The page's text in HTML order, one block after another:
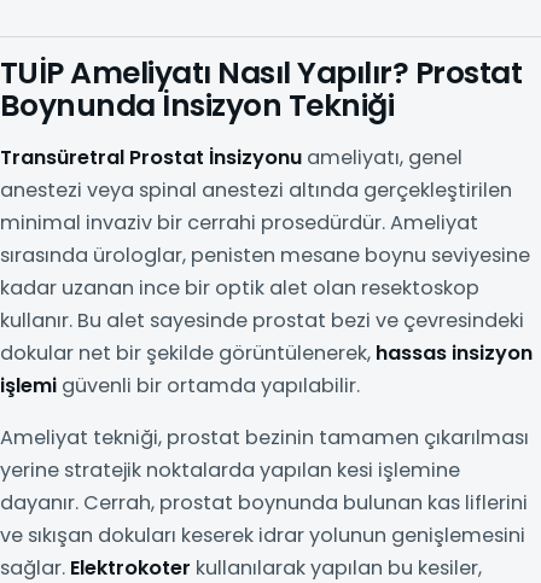
TUİP Ameliyatı Nasıl Yapılır? Prostat
Boynunda İnsizyon Tekniği
Transüretral Prostat İnsizyonu ameliyatı, genel
anestezi veya spinal anestezi altında gerçekleştirilen
minimal invaziv bir cerrahi prosedürdür. Ameliyat
sırasında ürologlar, penisten mesane boynu seviyesine
kadar uzanan ince bir optik alet olan resektoskop
kullanır. Bu alet sayesinde prostat bezi ve çevresindeki
dokular net bir şekilde görüntülenerek, hassas insizyon
işlemi güvenli bir ortamda yapılabilir.
Ameliyat tekniği, prostat bezinin tamamen çıkarılması
yerine stratejik noktalarda yapılan kesi işlemine
dayanır. Cerrah, prostat boynunda bulunan kas liflerini
ve sıkışan dokuları keserek idrar yolunun genişlemesini
sağlar. Elektrokoter kullanılarak yapılan bu kesiler,